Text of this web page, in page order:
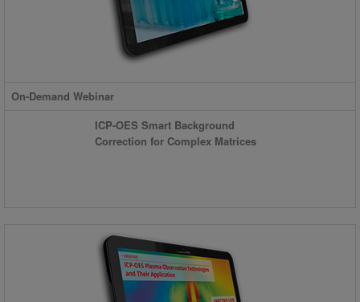
On-Demand Webinar
ICP-OES Smart Background
Correction for Complex Matrices